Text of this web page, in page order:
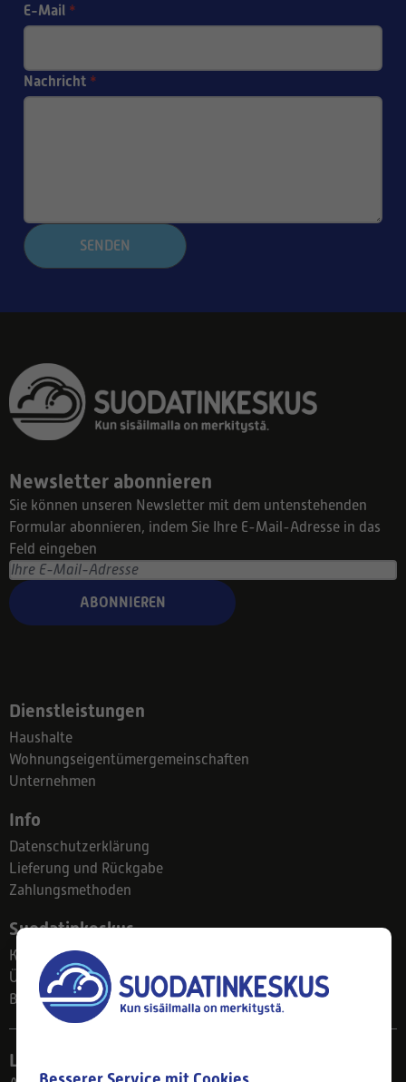
E-Mail *
Nachricht *
SENDEN
Newsletter abonnieren
Sie können unseren Newsletter mit dem untenstehenden
Formular abonnieren, indem Sie Ihre E-Mail-Adresse in das
Feld eingeben
ABONNIEREN
Dienstleistungen
Haushalte
Wohnungseigentümergemeinschaften
Unternehmen
Info
Datenschutzerklärung
Lieferung und Rückgabe
Zahlungsmethoden
Suodatinkeskus
Kontakt
Über uns
Blog
Ladengeschäft